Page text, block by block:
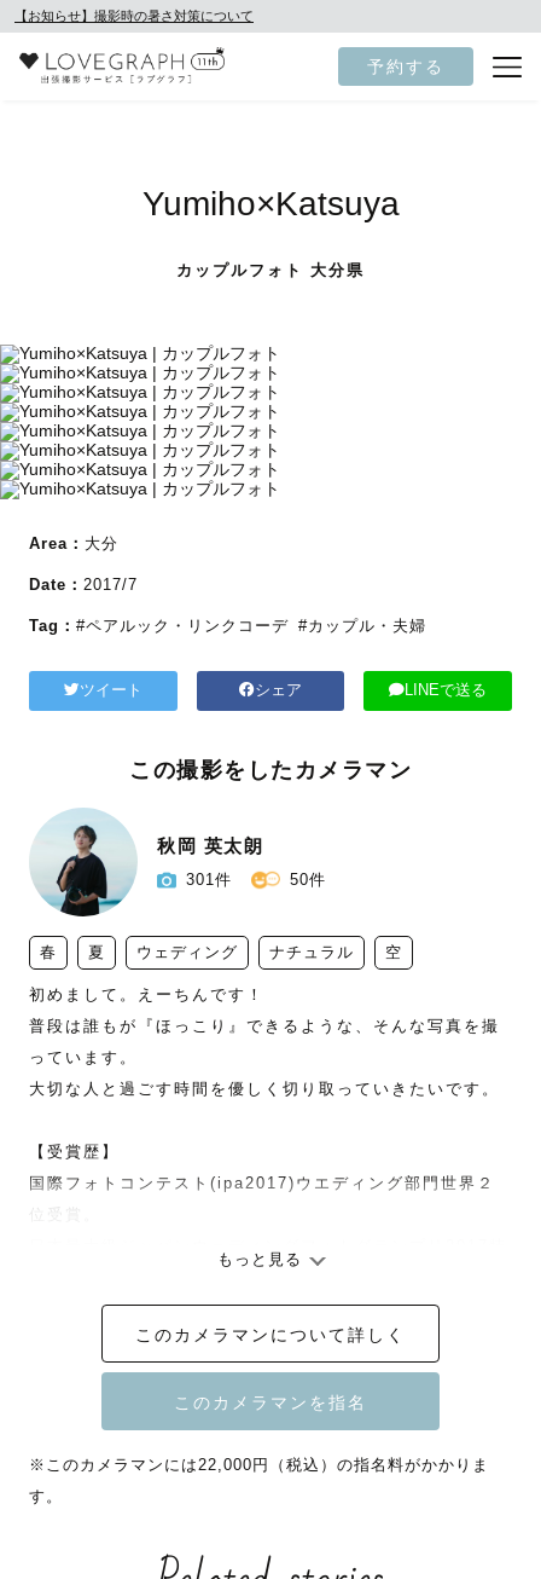
【お知らせ】撮影時の暑さ対策について
予約する
Yumiho×Katsuya
カップルフォト 大分県
Area： 大分
Date： 2017/7
Tag： #ペアルック・リンクコーデ #カップル・夫婦
ツイート シェア LINEで送る
この撮影をしたカメラマン
秋岡 英太朗
301件 50件
春 夏 ウェディング ナチュラル 空
初めまして。えーちんです！
普段は誰もが『ほっこり』できるような、そんな写真を撮
っています。
大切な人と過ごす時間を優しく切り取っていきたいです。
【受賞歴】
国際フォトコンテスト(ipa2017)ウエディング部門世界２
位受賞。
2016年度　初代Best Lovegrapher賞。
＊関東(神奈川、東京)以外の地域でご指名を頂く際は交通
費を別途でご負担頂く場合がございます。
＊また、現在は撮影枠数が限られているためインスタグラ
ムのDMにてご相談頂いた方のみご指名を頂いております。
＊夜の撮影は対応しておりません。
もっと見る
このカメラマンについて詳しく
※このカメラマンには22,000円（税込）の指名料がかかりま
す。